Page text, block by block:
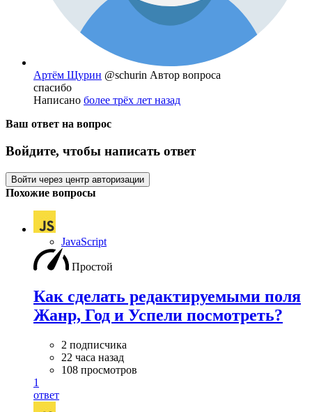
Артём Щурин @schurin Автор вопроса
спасибо
Написано более трёх лет назад
Ваш ответ на вопрос
Войдите, чтобы написать ответ
Войти через центр авторизации
Похожие вопросы
JavaScript
Простой
Как сделать редактируемыми поля
Жанр, Год и Успели посмотреть?
2 подписчика
22 часа назад
108 просмотров
1
ответ